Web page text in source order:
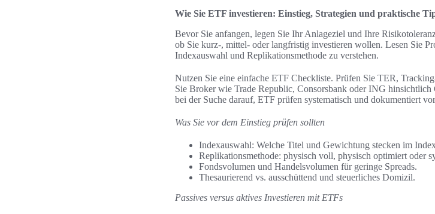
Wie Sie ETF investieren: Einstieg, Strategien und praktische
Bevor Sie anfangen, legen Sie Ihr Anlageziel und Ihre
ob Sie kurz-, mittel- oder langfristig investieren wollen. Lesen Sie
Indexauswahl und Replikationsmethode zu verstehen.
Nutzen Sie eine einfache ETF Checkliste. Prüfen Sie TER,
Sie Broker wie Trade Republic, Consorsbank oder ING
bei der Suche darauf, ETF prüfen systematisch und dokumentiert
Was Sie vor dem Einstieg prüfen sollten
Indexauswahl: Welche Titel und Gewichtung stecken im
Replikationsmethode: physisch voll, physisch optimiert oder
Fondsvolumen und Handelsvolumen für geringe Spreads.
Thesaurierend vs. ausschüttend und steuerliches Domizil.
Passives versus aktives Investieren mit ETFs